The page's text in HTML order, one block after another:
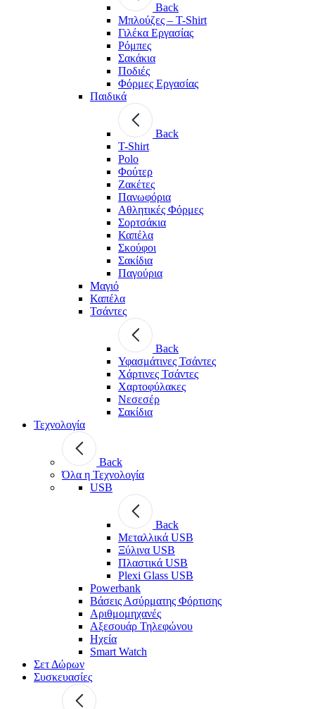
Back
Μπλούζες – T-Shirt
Γιλέκα Εργασίας
Ρόμπες
Σακάκια
Ποδιές
Φόρμες Εργασίας
Παιδικά
Back
T-Shirt
Polo
Φούτερ
Ζακέτες
Πανωφόρια
Αθλητικές Φόρμες
Σορτσάκια
Καπέλα
Σκούφοι
Σακίδια
Παγούρια
Μαγιό
Καπέλα
Τσάντες
Back
Υφασμάτινες Τσάντες
Χάρτινες Τσάντες
Χαρτοφύλακες
Νεσεσέρ
Σακίδια
Τεχνολογία
Back
Όλα η Τεχνολογία
USB
Back
Μεταλλικά USB
Ξύλινα USB
Πλαστικά USB
Plexi Glass USB
Powerbank
Βάσεις Ασύρματης Φόρτισης
Αριθμομηχανές
Αξεσουάρ Τηλεφώνου
Ηχεία
Smart Watch
Σετ Δώρων
Συσκευασίες